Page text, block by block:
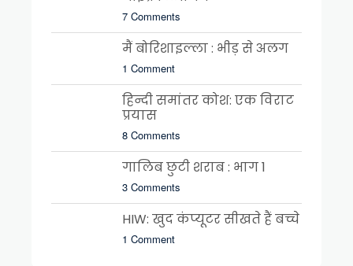
7 Comments
मैं बोरिशाइल्ला : भीड़ से अलग
1 Comment
हिन्दी समांतर कोश: एक विराट
प्रयास
8 Comments
गालिब छुटी शराब : भाग 1
3 Comments
HIW: खुद कंप्यूटर सीखते हैं बच्चे
1 Comment